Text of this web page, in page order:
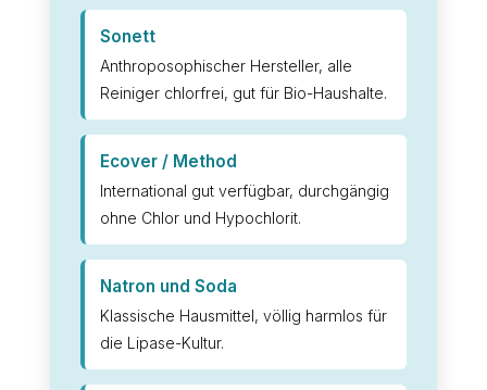
Sonett
Anthroposophischer Hersteller, alle
Reiniger chlorfrei, gut für Bio-Haushalte.
Ecover / Method
International gut verfügbar, durchgängig
ohne Chlor und Hypochlorit.
Natron und Soda
Klassische Hausmittel, völlig harmlos für
die Lipase-Kultur.